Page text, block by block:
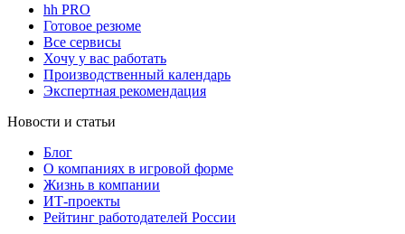
hh PRO
Готовое резюме
Все сервисы
Хочу у вас работать
Производственный календарь
Экспертная рекомендация
Новости и статьи
Блог
О компаниях в игровой форме
Жизнь в компании
ИТ-проекты
Рейтинг работодателей России